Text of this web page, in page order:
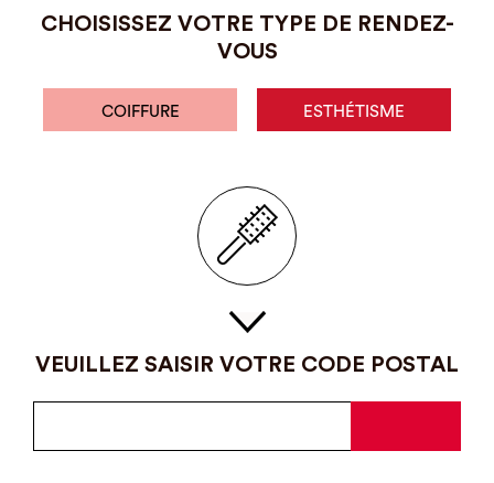
CHOISISSEZ VOTRE TYPE DE RENDEZ-
VOUS
COIFFURE ESTHÉTISME
VEUILLEZ SAISIR VOTRE CODE POSTAL